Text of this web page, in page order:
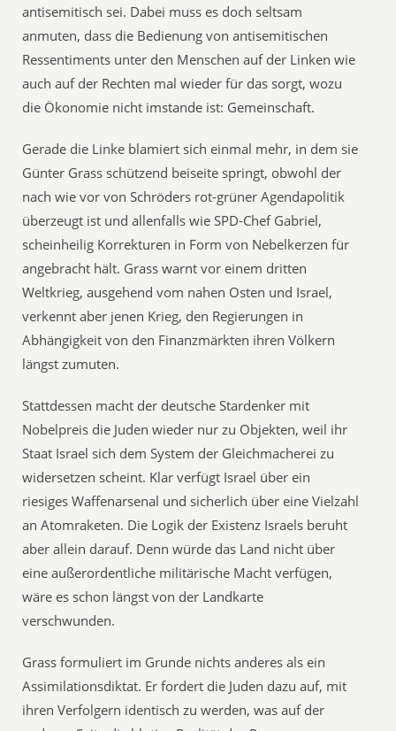
antisemitisch sei. Dabei muss es doch seltsam
anmuten, dass die Bedienung von antisemitischen
Ressentiments unter den Menschen auf der Linken wie
auch auf der Rechten mal wieder für das sorgt, wozu
die Ökonomie nicht imstande ist: Gemeinschaft.
Gerade die Linke blamiert sich einmal mehr, in dem sie
Günter Grass schützend beiseite springt, obwohl der
nach wie vor von Schröders rot-grüner Agendapolitik
überzeugt ist und allenfalls wie SPD-Chef Gabriel,
scheinheilig Korrekturen in Form von Nebelkerzen für
angebracht hält. Grass warnt vor einem dritten
Weltkrieg, ausgehend vom nahen Osten und Israel,
verkennt aber jenen Krieg, den Regierungen in
Abhängigkeit von den Finanzmärkten ihren Völkern
längst zumuten.
Stattdessen macht der deutsche Stardenker mit
Nobelpreis die Juden wieder nur zu Objekten, weil ihr
Staat Israel sich dem System der Gleichmacherei zu
widersetzen scheint. Klar verfügt Israel über ein
riesiges Waffenarsenal und sicherlich über eine Vielzahl
an Atomraketen. Die Logik der Existenz Israels beruht
aber allein darauf. Denn würde das Land nicht über
eine außerordentliche militärische Macht verfügen,
wäre es schon längst von der Landkarte
verschwunden.
Grass formuliert im Grunde nichts anderes als ein
Assimilationsdiktat. Er fordert die Juden dazu auf, mit
ihren Verfolgern identisch zu werden, was auf der